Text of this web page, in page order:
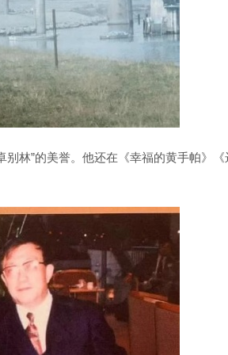
别林”的美誉。他还在《幸福的黄手帕》《